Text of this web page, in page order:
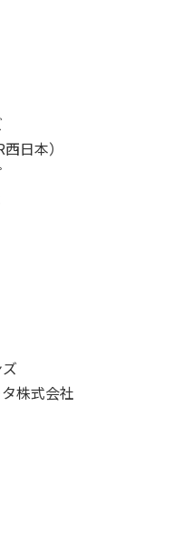
日本）
株式会社